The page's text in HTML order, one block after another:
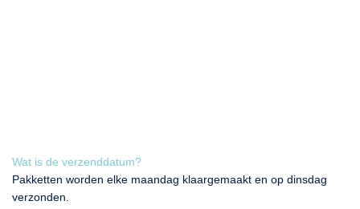
Wat is de verzenddatum?
Pakketten worden elke maandag klaargemaakt en op dinsdag
verzonden.